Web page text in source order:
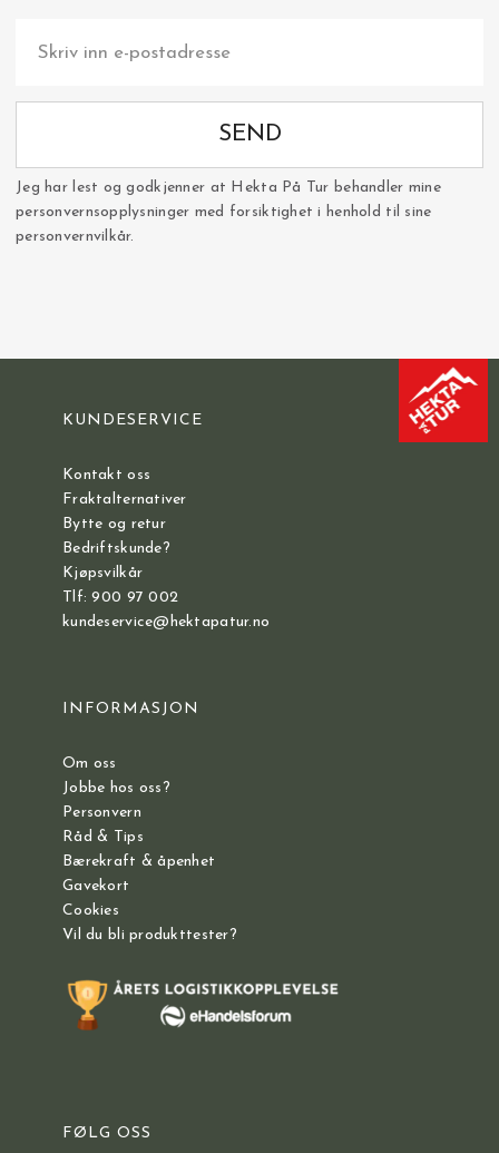
SEND
Jeg har lest og godkjenner at Hekta På Tur behandler mine
personvernsopplysninger med forsiktighet i henhold til sine
personvernvilkår.
KUNDESERVICE
Kontakt oss
Fraktalternativer
Bytte og retur
Bedriftskunde?
Kjøpsvilkår
Tlf: 900 97 002
kundeservice@hektapatur.no
INFORMASJON
Om oss
Jobbe hos oss?
Personvern
Råd & Tips
Bærekraft & åpenhet
Gavekort
Cookies
Vil du bli produkttester?
FØLG OSS